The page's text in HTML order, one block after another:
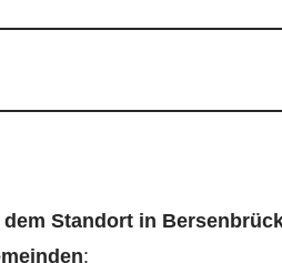
Standort in
: